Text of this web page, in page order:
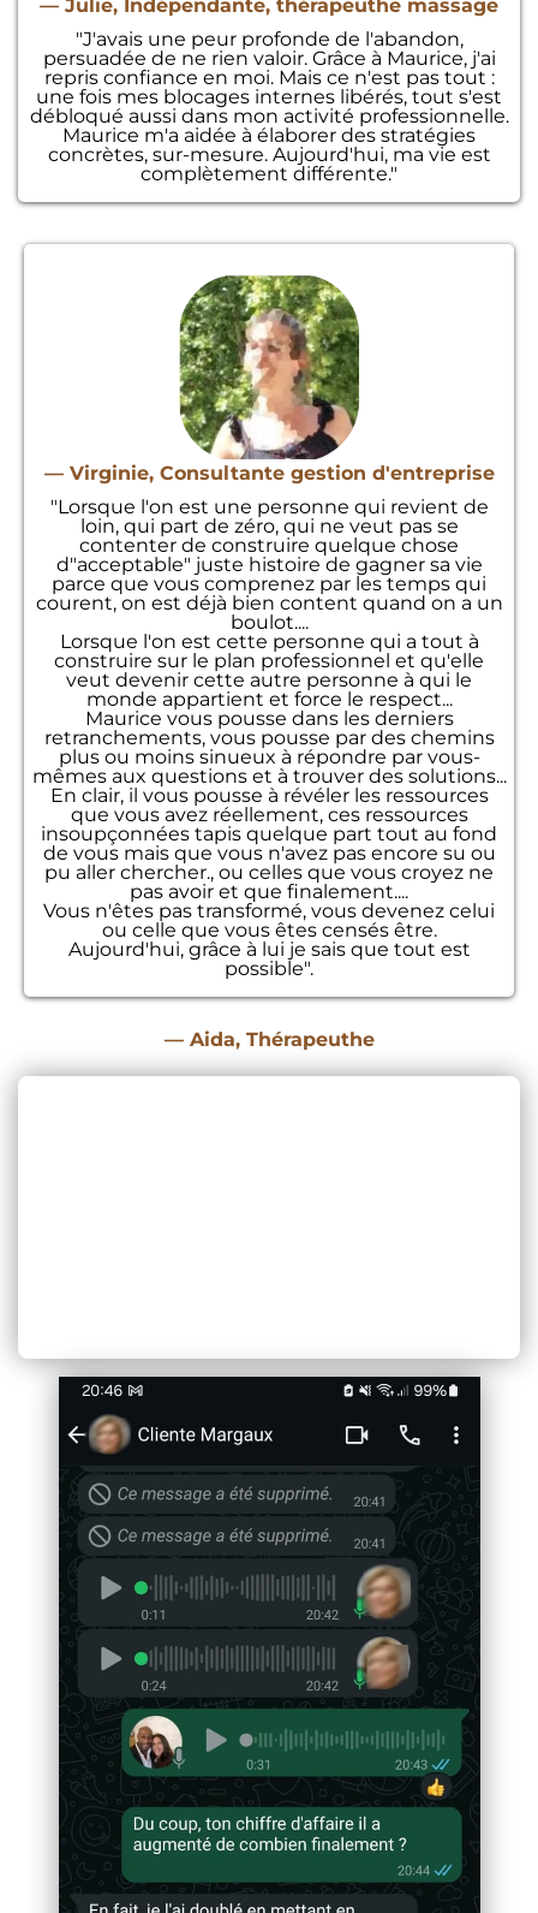
— Julie, Indépendante, thérapeuthe massage
"J'avais une peur profonde de l'abandon,
persuadée de ne rien valoir. Grâce à Maurice, j'ai
repris confiance en moi. Mais ce n'est pas tout :
une fois mes blocages internes libérés, tout s'est
débloqué aussi dans mon activité professionnelle.
Maurice m'a aidée à élaborer des stratégies
concrètes, sur-mesure. Aujourd'hui, ma vie est
complètement différente."
— Virginie, Consultante gestion d'entreprise
"Lorsque l'on est une personne qui revient de
loin, qui part de zéro, qui ne veut pas se
contenter de construire quelque chose
d"acceptable" juste histoire de gagner sa vie
parce que vous comprenez par les temps qui
courent, on est déjà bien content quand on a un
boulot....
Lorsque l'on est cette personne qui a tout à
construire sur le plan professionnel et qu'elle
veut devenir cette autre personne à qui le
monde appartient et force le respect...
Maurice vous pousse dans les derniers
retranchements, vous pousse par des chemins
plus ou moins sinueux à répondre par vous-
mêmes aux questions et à trouver des solutions...
En clair, il vous pousse à révéler les ressources
que vous avez réellement, ces ressources
insoupçonnées tapis quelque part tout au fond
de vous mais que vous n'avez pas encore su ou
pu aller chercher., ou celles que vous croyez ne
pas avoir et que finalement....
Vous n'êtes pas transformé, vous devenez celui
ou celle que vous êtes censés être.
Aujourd'hui, grâce à lui je sais que tout est
possible".
— Aida, Thérapeuthe